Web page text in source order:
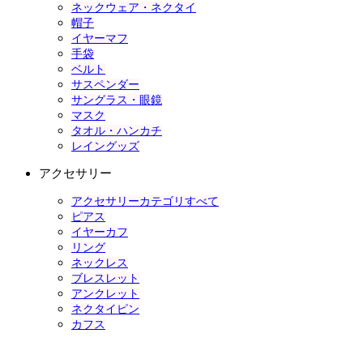
ネックウェア・ネクタイ
帽子
イヤーマフ
手袋
ベルト
サスペンダー
サングラス・眼鏡
マスク
タオル・ハンカチ
レイングッズ
アクセサリー
アクセサリーカテゴリすべて
ピアス
イヤーカフ
リング
ネックレス
ブレスレット
アンクレット
ネクタイピン
カフス